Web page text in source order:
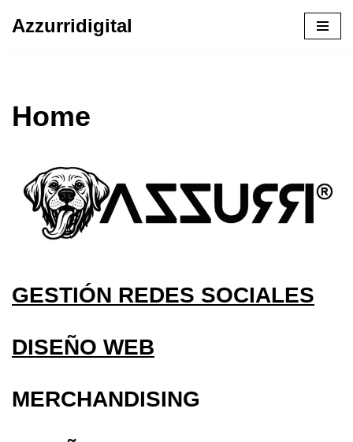
Azzurridigital
Home
GESTIÓN REDES SOCIALES
DISEÑO WEB
MERCHANDISING